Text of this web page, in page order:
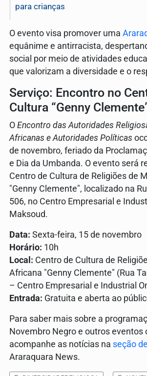
para crianças
O evento visa promover uma
equânime e antirracista,
social por meio de atividades
que valorizam a diversidade e o
Serviço: Encontro no
Cultura “Genny
O Encontro das Autoridades
Africanas e Autoridades Políticas
de novembro, feriado da
e Dia da Umbanda. O evento será
Centro de Cultura de Religiões de
"Genny Clemente", localizado na
506, no Centro Empresarial e
Maksoud.
Data: Sexta-feira, 15 de novembro
Horário: 10h
Local: Centro de Cultura de
Africana "Genny Clemente" (Rua
– Centro Empresarial e Industrial
Entrada: Gratuita e aberta ao
Para saber mais sobre a
Novembro Negro e outros eventos
acompanhe as notícias na seção
Araraquara News.